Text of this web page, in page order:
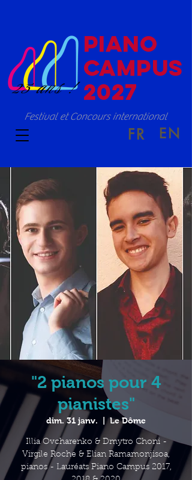
25 ans !
Festival et Concours international
PIANO
CAMPUS
2027
FR EN
"2 pianos pour 4
pianistes"
dim. 31 janv.
  |
Le Dôme
Illia Ovcharenko & Dmytro Choni -
Virgile Roche & Elian Ramamonjisoa,
pianos - Lauréats Piano Campus 2017,